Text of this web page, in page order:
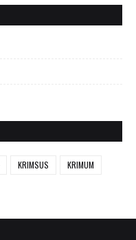
KRIMSUS
KRIMUM